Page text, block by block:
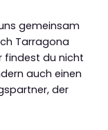
gemeinsam
Tarragona
findest du nicht
auch einen
der